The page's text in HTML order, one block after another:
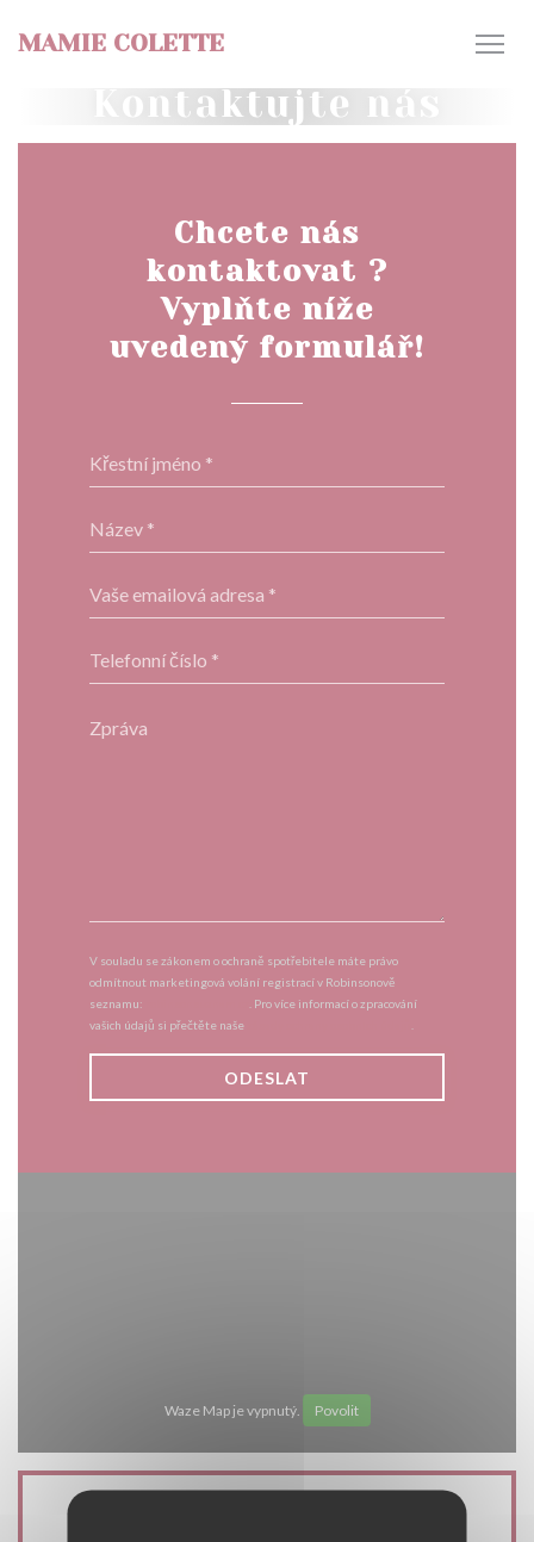
MAMIE COLETTE
Kontaktujte nás
Chcete nás
kontaktovat ?
Vyplňte níže
uvedený formulář!
V souladu se zákonem o ochraně spotřebitele máte právo
odmítnout marketingová volání registrací v Robinsonově
seznamu:
. Pro více informací o zpracování
vašich údajů si přečtěte naše
Waze Map je vypnutý. Povolit